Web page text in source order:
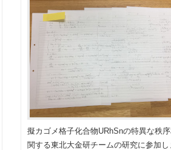
擬カゴメ格子化合物URhSnの特異な秩
関する東北大金研チームの研究に参加し